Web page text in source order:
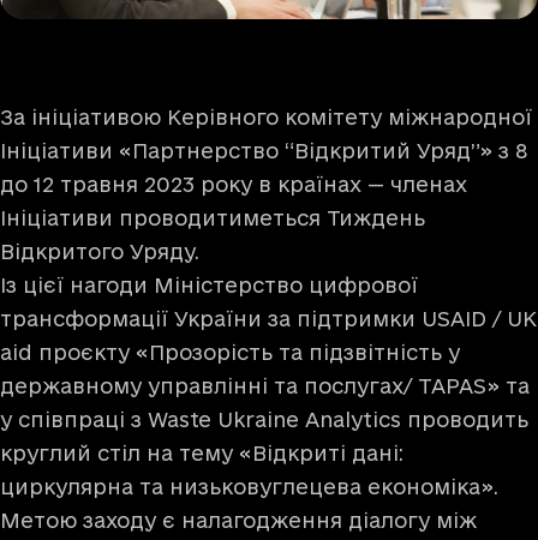
За ініціативою Керівного комітету міжнародної
Ініціативи «Партнерство “Відкритий Уряд”» з 8
до 12 травня 2023 року в країнах — членах
Ініціативи проводитиметься Тиждень
Відкритого Уряду.
Із цієї нагоди Міністерство цифрової
трансформації України за підтримки USAID / UK
aid проєкту «Прозорість та підзвітність у
державному управлінні та послугах/ TAPAS» та
у співпраці з Waste Ukraine Analytics проводить
круглий стіл на тему «Відкриті дані:
циркулярна та низьковуглецева економіка».
Метою заходу є налагодження діалогу між